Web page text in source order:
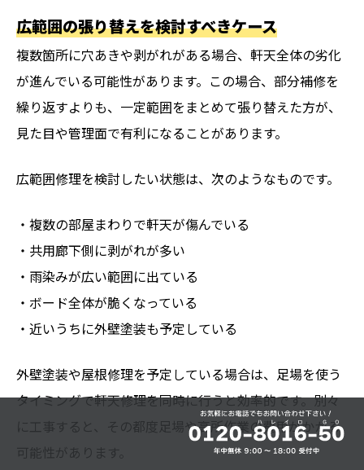
広範囲の張り替えを検討すべきケース
複数箇所に穴あきや剥がれがある場合、軒天全体の劣化
が進んでいる可能性があります。この場合、部分補修を
繰り返すよりも、一定範囲をまとめて張り替えた方が、
見た目や管理面で有利になることがあります。
広範囲修理を検討したい状態は、次のようなものです。
・複数の部屋まわりで軒天が傷んでいる
・共用廊下側に剥がれが多い
・雨染みが広い範囲に出ている
・ボード全体が脆くなっている
・近いうちに外壁塗装も予定している
外壁塗装や屋根修理を予定している場合は、足場を使う
タイミングで軒天修理を同時に行うと効率的です。別々
に工事すると、その都度足場や高所作業の費用がかかる
可能性があります。